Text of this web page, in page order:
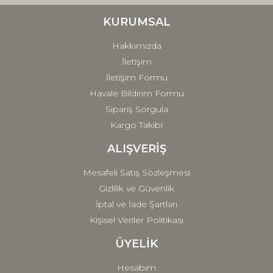
Ürün fiyatı diğer sitelerden daha pahalı.
Gönder
KURUMSAL
Hakkımızda
İletişim
İletişim Formu
Havale Bildirim Formu
Sipariş Sorgula
Kargo Takibi
ALIŞVERİŞ
Mesafeli Satış Sözleşmesi
Gizlilik ve Güvenlik
İptal ve İade Şartları
Kişisel Veriler Politikası
ÜYELİK
Hesabım